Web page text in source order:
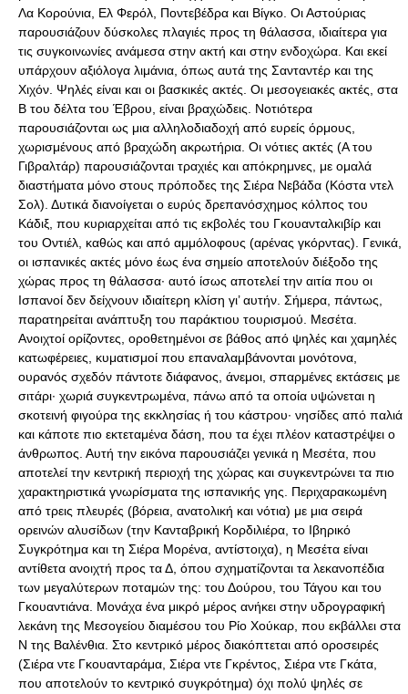
Λα Κορούνια, Ελ Φερόλ, Ποντεβέδρα και Βίγκο. Οι Αστούριας
παρουσιάζουν δύσκολες πλαγιές προς τη θάλασσα, ιδιαίτερα για
τις συγκοινωνίες ανάμεσα στην ακτή και στην ενδοχώρα. Και εκεί
υπάρχουν αξιόλογα λιμάνια, όπως αυτά της Σανταντέρ και της
Χιχόν. Ψηλές είναι και οι βασκικές ακτές. Οι μεσογειακές ακτές, στα
Β του δέλτα του Έβρου, είναι βραχώδεις. Νοτιότερα
παρουσιάζονται ως μια αλληλοδιαδοχή από ευρείς όρμους,
χωρισμένους από βραχώδη ακρωτήρια. Οι νότιες ακτές (Α του
Γιβραλτάρ) παρουσιάζονται τραχιές και απόκρημνες, με ομαλά
διαστήματα μόνο στους πρόποδες της Σιέρα Νεβάδα (Κόστα ντελ
Σολ). Δυτικά διανοίγεται ο ευρύς δρεπανόσχημος κόλπος του
Κάδιξ, που κυριαρχείται από τις εκβολές του Γκουανταλκιβίρ και
του Οντιέλ, καθώς και από αμμόλοφους (αρένας γκόρντας). Γενικά,
οι ισπανικές ακτές μόνο έως ένα σημείο αποτελούν διέξοδο της
χώρας προς τη θάλασσα· αυτό ίσως αποτελεί την αιτία που οι
Ισπανοί δεν δείχνουν ιδιαίτερη κλίση γι’ αυτήν. Σήμερα, πάντως,
παρατηρείται ανάπτυξη του παράκτιου τουρισμού. Μεσέτα.
Ανοιχτοί ορίζοντες, οροθετημένοι σε βάθος από ψηλές και χαμηλές
κατωφέρειες, κυματισμοί που επαναλαμβάνονται μονότονα,
ουρανός σχεδόν πάντοτε διάφανος, άνεμοι, σπαρμένες εκτάσεις με
σιτάρι· χωριά συγκεντρωμένα, πάνω από τα οποία υψώνεται η
σκοτεινή φιγούρα της εκκλησίας ή του κάστρου· νησίδες από παλιά
και κάποτε πιο εκτεταμένα δάση, που τα έχει πλέον καταστρέψει ο
άνθρωπος. Αυτή την εικόνα παρουσιάζει γενικά η Μεσέτα, που
αποτελεί την κεντρική περιοχή της χώρας και συγκεντρώνει τα πιο
χαρακτηριστικά γνωρίσματα της ισπανικής γης. Περιχαρακωμένη
από τρεις πλευρές (βόρεια, ανατολική και νότια) με μια σειρά
ορεινών αλυσίδων (την Κανταβρική Κορδιλιέρα, το Ιβηρικό
Συγκρότημα και τη Σιέρα Μορένα, αντίστοιχα), η Μεσέτα είναι
αντίθετα ανοιχτή προς τα Δ, όπου σχηματίζονται τα λεκανοπέδια
των μεγαλύτερων ποταμών της: του Δούρου, του Τάγου και του
Γκουαντιάνα. Μονάχα ένα μικρό μέρος ανήκει στην υδρογραφική
λεκάνη της Μεσογείου διαμέσου του Ρίο Χούκαρ, που εκβάλλει στα
Ν της Βαλένθια. Στο κεντρικό μέρος διακόπτεται από οροσειρές
(Σιέρα ντε Γκουανταράμα, Σιέρα ντε Γκρέντος, Σιέρα ντε Γκάτα,
που αποτελούν το κεντρικό συγκρότημα) όχι πολύ ψηλές σε